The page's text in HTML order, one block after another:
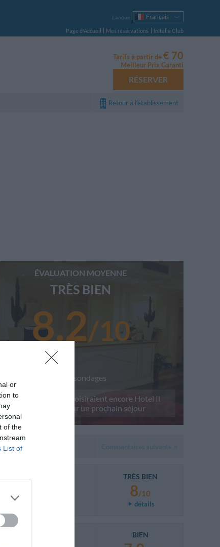
or
to
of the
List of
Langue
Français
Italiano
English
Español
Русский
Português
Polski
Page d'Accueil Mes réservations
InItalia Club
Tarifs à partir de€ 70
Meilleur Prix Garanti
RÉSERVER
Retour à l'établissement
ÉVALUATION MOYENNE
TRÈS BIEN
8.2/10
sondages
Le 75 % des clients choisiraient encore Hotel Il
pour un prochain séjour
TRÈS BIEN
8/10
détails
BIEN